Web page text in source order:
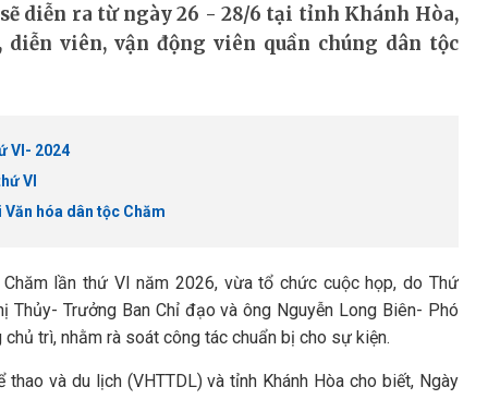
diễn ra từ ngày 26 - 28/6 tại tỉnh Khánh Hòa,
viên, vận động viên quần chúng dân tộc
VI- 2024
VI
hóa dân tộc Chăm
lần thứ VI năm 2026, vừa tổ chức cuộc họp, do Thứ
Thủy- Trưởng Ban Chỉ đạo và ông Nguyễn Long Biên- Phó
trì, nhằm rà soát công tác chuẩn bị cho sự kiện.
và du lịch (VHTTDL) và tỉnh Khánh Hòa cho biết, Ngày